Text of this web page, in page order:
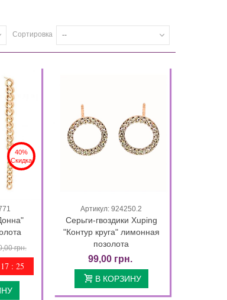
Сортировка --
40%
Скидка
грн.
: 24
Быстрый просмотр
Артикул: 924250.2
Серьги-гвоздики Xuping
"Контур круга" лимонная
позолота
99,00 грн.
В КОРЗИНУ